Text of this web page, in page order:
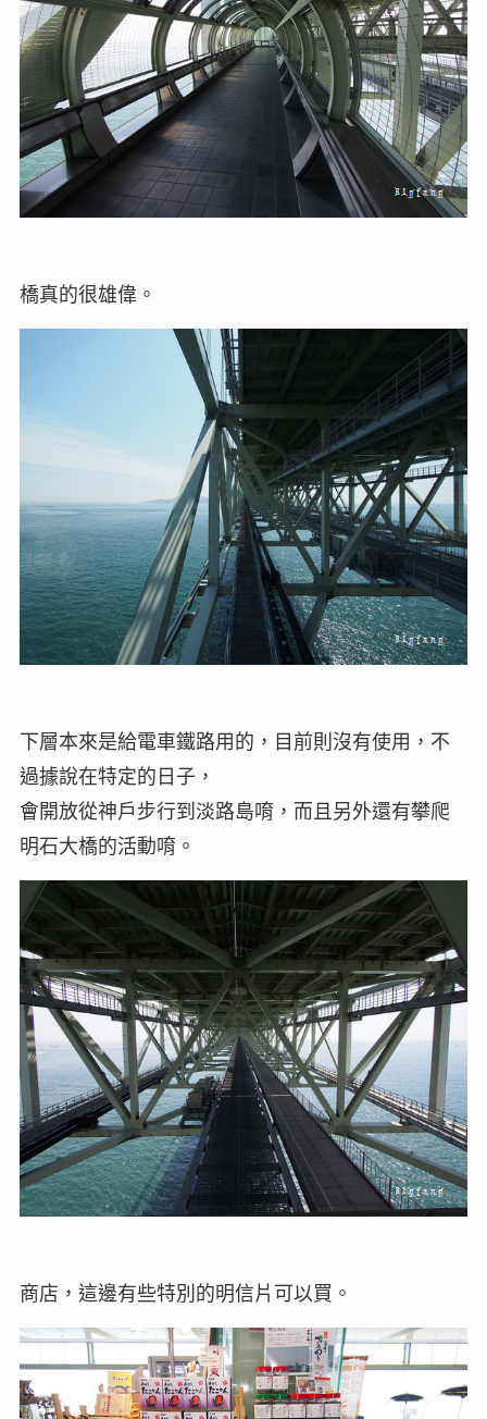
橋真的很雄偉。
下層本來是給電車鐵路用的，目前則沒有使用，不
過據說在特定的日子，
會開放從神戶步行到淡路島唷，而且另外還有攀爬
明石大橋的活動唷。
商店，這邊有些特別的明信片可以買。